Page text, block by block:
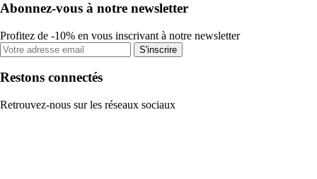
Abonnez-vous à notre newsletter
Profitez de -10% en vous inscrivant à notre newsletter
S'inscrire
Restons connectés
Retrouvez-nous sur les réseaux sociaux